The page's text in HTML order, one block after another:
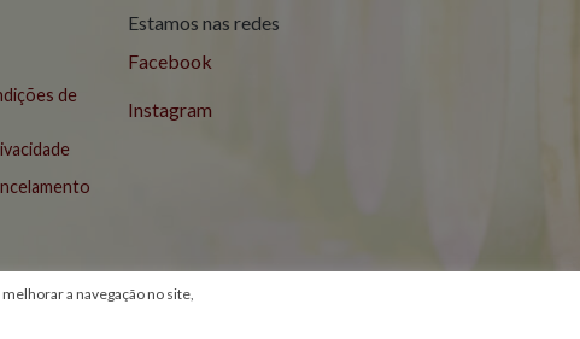
de
Estamos nas redes
Facebook
Instagram
a navegação no site,